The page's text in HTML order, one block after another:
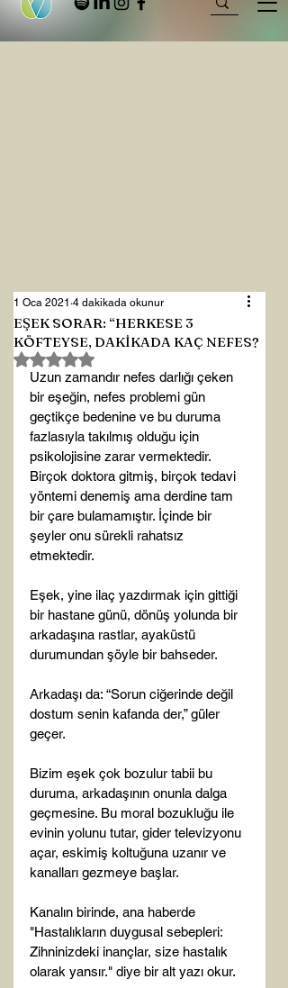
EŞEK SORAR: “HERKESE 3
KÖFTEYSE, DAKİKADA KAÇ NEFES?
1 Oca 2021 4 dakikada okunur
5 üzerinden NaN yıldız
Uzun zamandır nefes darlığı çeken
bir eşeğin, nefes problemi gün
geçtikçe bedenine ve bu duruma
fazlasıyla takılmış olduğu için
psikolojisine zarar vermektedir.
Birçok doktora gitmiş, birçok tedavi
yöntemi denemiş ama derdine tam
bir çare bulamamıştır. İçinde bir
şeyler onu sürekli rahatsız
etmektedir.
Eşek, yine ilaç yazdırmak için gittiği
bir hastane günü, dönüş yolunda bir
arkadaşına rastlar, ayaküstü
durumundan şöyle bir bahseder.
Arkadaşı da: “Sorun ciğerinde değil
dostum senin kafanda der,” güler
geçer.
Bizim eşek çok bozulur tabii bu
duruma, arkadaşının onunla dalga
geçmesine. Bu moral bozukluğu ile
evinin yolunu tutar, gider televizyonu
açar, eskimiş koltuğuna uzanır ve
kanalları gezmeye başlar.
Kanalın birinde, ana haberde
"Hastalıkların duygusal sebepleri:
Zihninizdeki inançlar, size hastalık
olarak yansır." diye bir alt yazı okur.